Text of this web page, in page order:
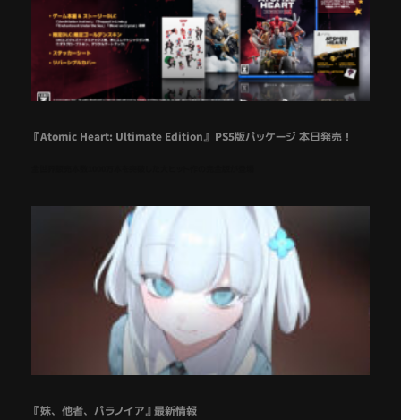
『Atomic Heart: Ultimate Edition』 PS5版パッケージ 本日発売！
『妹、他者、パラノイア』最新情報